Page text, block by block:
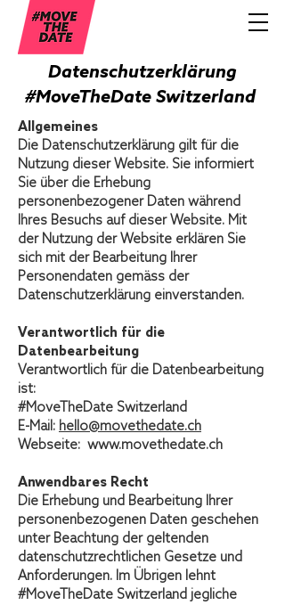
Datenschutzerklärung
#MoveTheDate Switzerland
Allgemeines
Die Datenschutzerklärung gilt für die
Nutzung dieser Website. Sie informiert
Sie über die Erhebung
personenbezogener Daten während
Ihres Besuchs auf dieser Website. Mit
der Nutzung der Website erklären Sie
sich mit der Bearbeitung Ihrer
Personendaten gemäss der
Datenschutzerklärung einverstanden.
Verantwortlich für die
Datenbearbeitung
Verantwortlich für die Datenbearbeitung
ist:
#MoveTheDate Switzerland
E-Mail: hello@movethedate.ch
Webseite: www.movethedate.ch
Anwendbares Recht
Die Erhebung und Bearbeitung Ihrer
personenbezogenen Daten geschehen
unter Beachtung der geltenden
datenschutzrechtlichen Gesetze und
Anforderungen. Im Übrigen lehnt
#MoveTheDate Switzerland jegliche